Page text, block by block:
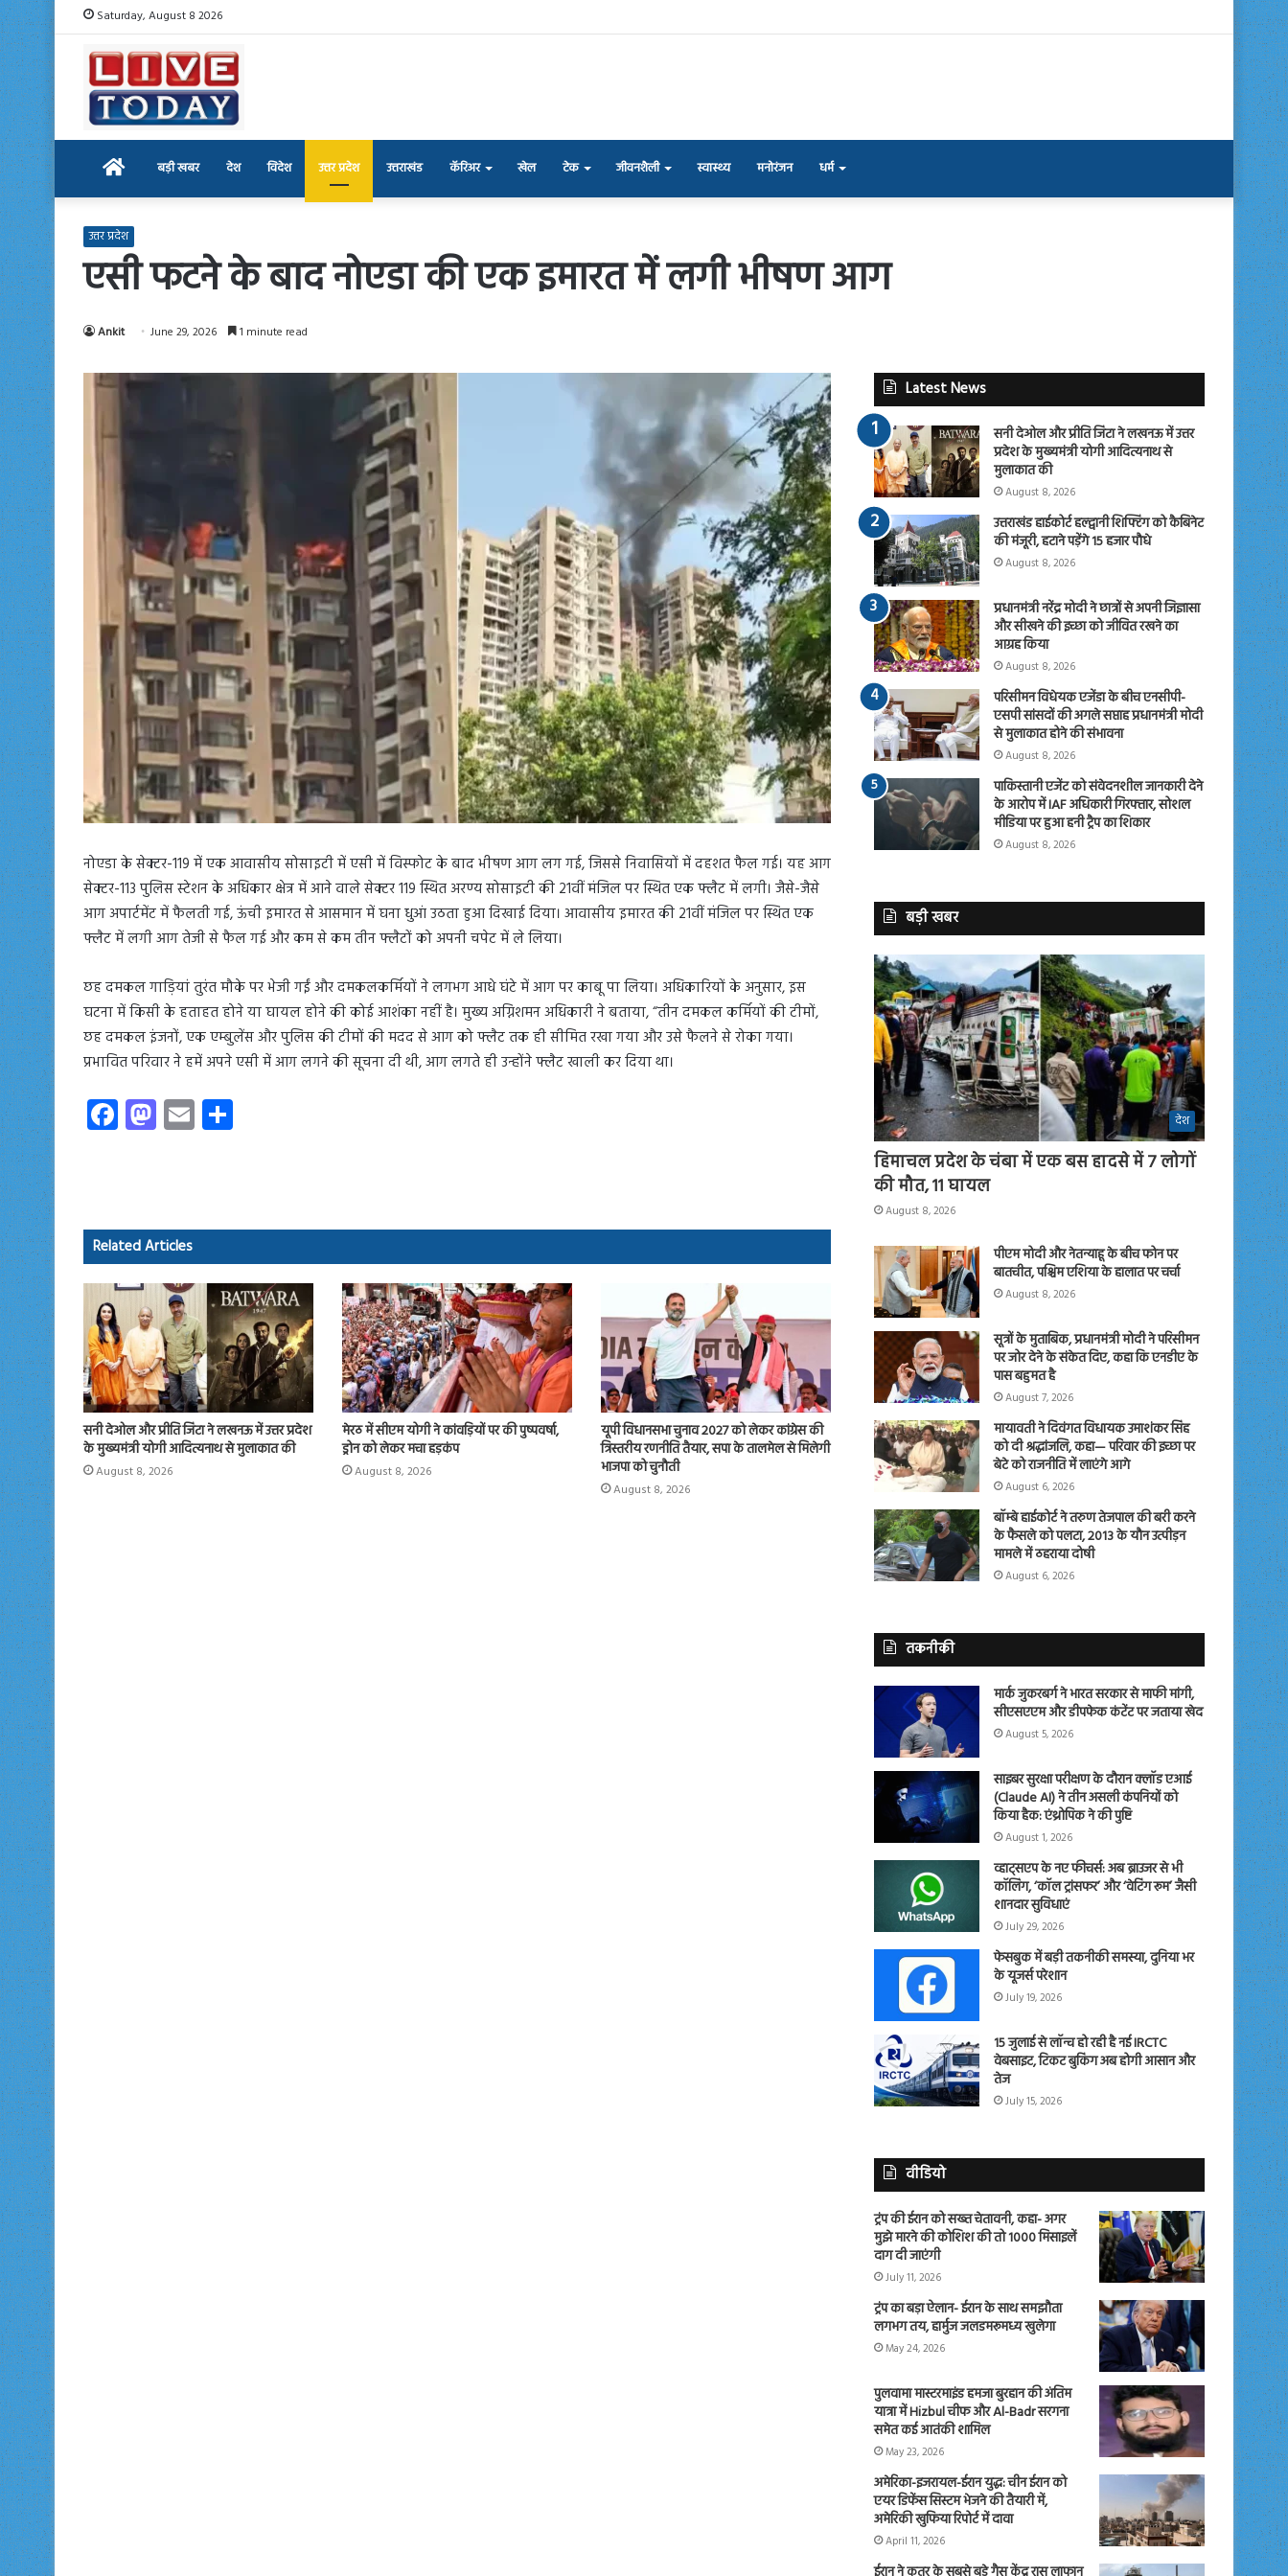
Saturday, August 8 2026
Home बड़ी खबर देश विदेश उत्तर प्रदेश उत्तराखंड कॅरिअर खेल टेक जीवनशैली स्वास्थ्य मनोरंजन धर्म
उत्तर प्रदेश
एसी फटने के बाद नोएडा की एक इमारत में लगी भीषण आग
Ankit June 29, 2026 1 minute read
नोएडा के सेक्टर-119 में एक आवासीय सोसाइटी में एसी में विस्फोट के बाद भीषण आग लग गई, जिससे निवासियों में दहशत फैल गई। यह आग
सेक्टर-113 पुलिस स्टेशन के अधिकार क्षेत्र में आने वाले सेक्टर 119 स्थित अरण्य सोसाइटी की 21वीं मंजिल पर स्थित एक फ्लैट में लगी। जैसे-जैसे
आग अपार्टमेंट में फैलती गई, ऊंची इमारत से आसमान में घना धुआं उठता हुआ दिखाई दिया। आवासीय इमारत की 21वीं मंजिल पर स्थित एक
फ्लैट में लगी आग तेजी से फैल गई और कम से कम तीन फ्लैटों को अपनी चपेट में ले लिया।
छह दमकल गाड़ियां तुरंत मौके पर भेजी गईं और दमकलकर्मियों ने लगभग आधे घंटे में आग पर काबू पा लिया। अधिकारियों के अनुसार, इस
घटना में किसी के हताहत होने या घायल होने की कोई आशंका नहीं है। मुख्य अग्निशमन अधिकारी ने बताया, “तीन दमकल कर्मियों की टीमों,
छह दमकल इंजनों, एक एम्बुलेंस और पुलिस की टीमों की मदद से आग को फ्लैट तक ही सीमित रखा गया और उसे फैलने से रोका गया।
प्रभावित परिवार ने हमें अपने एसी में आग लगने की सूचना दी थी, आग लगते ही उन्होंने फ्लैट खाली कर दिया था।
Fa
ce
ok
M
as
o
n
E
m
Related Articles
सनी देओल और प्रीति जिंटा ने लखनऊ में उत्तर प्रदेश
के मुख्यमंत्री योगी आदित्यनाथ से मुलाकात की
August 8, 2026
मेरठ में सीएम योगी ने कांवड़ियों पर की पुष्पवर्षा,
ड्रोन को लेकर मचा हड़कंप
August 8, 2026
यूपी विधानसभा चुनाव 2027 को लेकर कांग्रेस की
त्रिस्तरीय रणनीति तैयार, सपा के तालमेल से मिलेगी
भाजपा को चुनौती
August 8, 2026
Latest News
सनी देओल और प्रीति जिंटा ने लखनऊ में उत्तर
प्रदेश के मुख्यमंत्री योगी आदित्यनाथ से
मुलाकात की
August 8, 2026
उत्तराखंड हाईकोर्ट हल्द्वानी शिफ्टिंग को कैबिनेट
की मंजूरी, हटाने पड़ेंगे 15 हजार पौधे
August 8, 2026
प्रधानमंत्री नरेंद्र मोदी ने छात्रों से अपनी जिज्ञासा
और सीखने की इच्छा को जीवित रखने का
आग्रह किया
August 8, 2026
परिसीमन विधेयक एजेंडा के बीच एनसीपी-
एसपी सांसदों की अगले सप्ताह प्रधानमंत्री मोदी
से मुलाकात होने की संभावना
August 8, 2026
पाकिस्तानी एजेंट को संवेदनशील जानकारी देने
के आरोप में IAF अधिकारी गिरफ्तार, सोशल
मीडिया पर हुआ हनी ट्रैप का शिकार
August 8, 2026
बड़ी खबर
देश
हिमाचल प्रदेश के चंबा में एक बस हादसे में 7 लोगों
की मौत, 11 घायल
August 8, 2026
पीएम मोदी और नेतन्याहू के बीच फोन पर
बातचीत, पश्चिम एशिया के हालात पर चर्चा
August 8, 2026
सूत्रों के मुताबिक, प्रधानमंत्री मोदी ने परिसीमन
पर जोर देने के संकेत दिए, कहा कि एनडीए के
पास बहुमत है
August 7, 2026
मायावती ने दिवंगत विधायक उमाशंकर सिंह
को दी श्रद्धांजलि, कहा— परिवार की इच्छा पर
बेटे को राजनीति में लाएंगे आगे
August 6, 2026
बॉम्बे हाईकोर्ट ने तरुण तेजपाल की बरी करने
के फैसले को पलटा, 2013 के यौन उत्पीड़न
मामले में ठहराया दोषी
August 6, 2026
तकनीकी
मार्क जुकरबर्ग ने भारत सरकार से माफी मांगी,
सीएसएएम और डीपफेक कंटेंट पर जताया खेद
August 5, 2026
साइबर सुरक्षा परीक्षण के दौरान क्लॉड एआई
(Claude AI) ने तीन असली कंपनियों को
किया हैक: एंथ्रोपिक ने की पुष्टि
August 1, 2026
व्हाट्सएप के नए फीचर्स: अब ब्राउजर से भी
कॉलिंग, ‘कॉल ट्रांसफर’ और ‘वेटिंग रूम’ जैसी
शानदार सुविधाएं
July 29, 2026
फेसबुक में बड़ी तकनीकी समस्या, दुनिया भर
के यूजर्स परेशान
July 19, 2026
15 जुलाई से लॉन्च हो रही है नई IRCTC
वेबसाइट, टिकट बुकिंग अब होगी आसान और
तेज
July 15, 2026
वीडियो
ट्रंप की ईरान को सख्त चेतावनी, कहा- अगर
मुझे मारने की कोशिश की तो 1000 मिसाइलें
दाग दी जाएंगी
July 11, 2026
ट्रंप का बड़ा ऐलान- ईरान के साथ समझौता
लगभग तय, हार्मुज जलडमरूमध्य खुलेगा
May 24, 2026
पुलवामा मास्टरमाइंड हमजा बुरहान की अंतिम
यात्रा में Hizbul चीफ और Al-Badr सरगना
समेत कई आतंकी शामिल
May 23, 2026
अमेरिका-इजरायल-ईरान युद्ध: चीन ईरान को
एयर डिफेंस सिस्टम भेजने की तैयारी में,
अमेरिकी खुफिया रिपोर्ट में दावा
April 11, 2026